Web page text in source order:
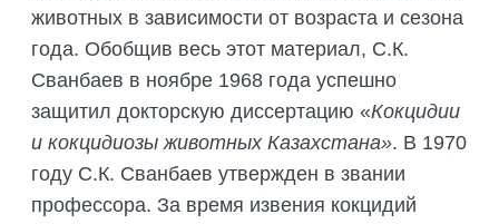
животных в зависимости от возраста и сезона
года. Обобщив весь этот материал, С.К.
Сванбаев в ноябре 1968 года успешно
защитил докторскую диссертацию «Кокцидии
и кокцидиозы животных Казахстана». В 1970
году С.К. Сванбаев утвержден в звании
профессора. За время извения кокцидий